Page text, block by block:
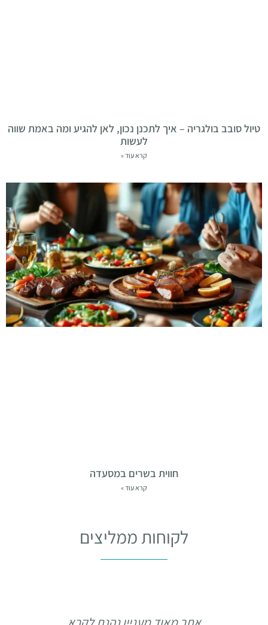
טיול סובב בולגריה – איך לתכנן נכון, לאן להגיע ומה באמת שווה
לעשות
קרא עוד »
חווית בשרים במסעדה
קרא עוד »
לקוחות ממליצים